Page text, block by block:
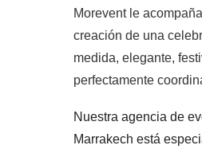
Morevent le
creación de una
medida, elegante,
perfectamente
Nuestra agencia de
Marrakech está